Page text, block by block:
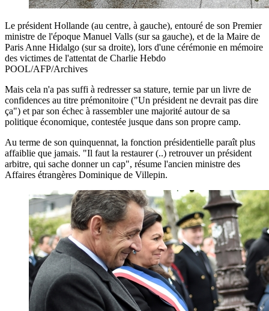
Le président Hollande (au centre, à gauche), entouré de son Premier
ministre de l'époque Manuel Valls (sur sa gauche), et de la Maire de
Paris Anne Hidalgo (sur sa droite), lors d'une cérémonie en mémoire
des victimes de l'attentat de Charlie Hebdo
POOL/AFP/Archives
Mais cela n'a pas suffi à redresser sa stature, ternie par un livre de
confidences au titre prémonitoire ("Un président ne devrait pas dire
ça") et par son échec à rassembler une majorité autour de sa
politique économique, contestée jusque dans son propre camp.
Au terme de son quinquennat, la fonction présidentielle paraît plus
affaiblie que jamais. "Il faut la restaurer (..) retrouver un président
arbitre, qui sache donner un cap", résume l'ancien ministre des
Affaires étrangères Dominique de Villepin.